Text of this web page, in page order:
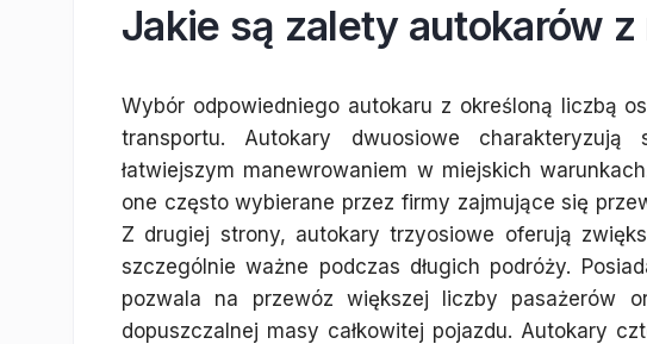
Jakie są zalety autokarów
Wybór odpowiedniego autokaru z określoną liczbą
transportu. Autokary dwuosiowe
łatwiejszym manewrowaniem w miejskich
one często wybierane przez firmy zajmujące się
Z drugiej strony, autokary trzyosiowe oferują
szczególnie ważne podczas długich podróży.
pozwala na przewóz większej liczby pasażerów
dopuszczalnej masy całkowitej pojazdu. Autokary